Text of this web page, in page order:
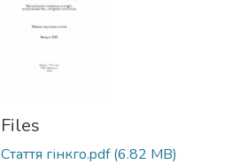
Files
Стаття гінкго.pdf(6.82 MB)